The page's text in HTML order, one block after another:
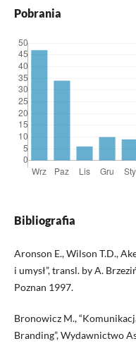
Pobrania
Bibliografia
Aronson E., Wilson T.D.,
i umysł”, transl. by A.
Poznan 1997.
Bronowicz M.,
Branding”, Wydawnictwo